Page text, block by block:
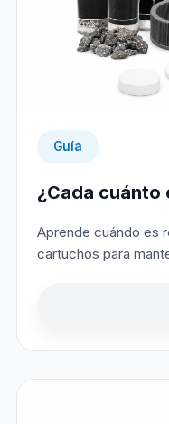
Guía
¿Cada cuánto
Aprende cuándo es
cartuchos para